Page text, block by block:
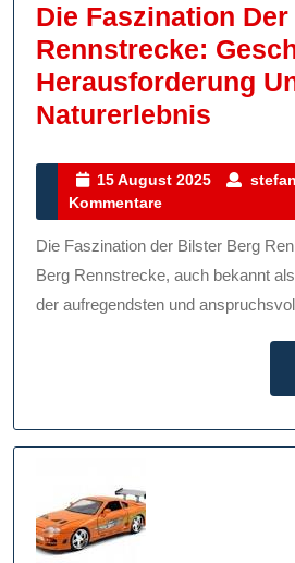
Die Faszination
Rennstrecke:
Herausforderung
Naturerlebnis
Der
Berg
15 August 2025
15
2025
Kommentare
Die Faszination der Bilster Berg Rennstrecke Die Bilster
Berg Rennstrecke, auch bekannt
der aufregendsten und